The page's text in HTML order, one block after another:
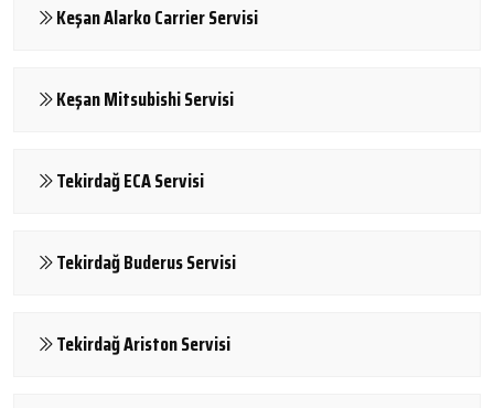
Keşan Alarko Carrier Servisi
Keşan Mitsubishi Servisi
Tekirdağ ECA Servisi
Tekirdağ Buderus Servisi
Tekirdağ Ariston Servisi